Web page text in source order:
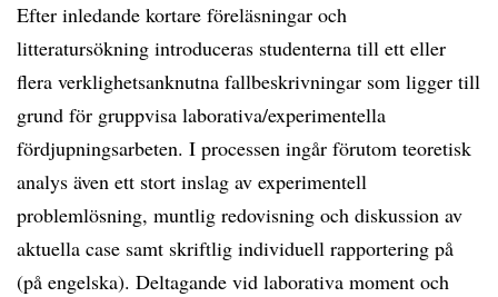
Efter inledande kortare föreläsningar och
litteratursökning introduceras studenterna till ett eller
flera verklighetsanknutna fallbeskrivningar som ligger till
grund för gruppvisa laborativa/experimentella
fördjupningsarbeten. I processen ingår förutom teoretisk
analys även ett stort inslag av experimentell
problemlösning, muntlig redovisning och diskussion av
aktuella case samt skriftlig individuell rapportering på
(på engelska). Deltagande vid laborativa moment och